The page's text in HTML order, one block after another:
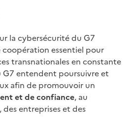
la cybersécurité du G7
essentiel pour
transnationales en constante
G7 entendent poursuivre et
afin de promouvoir un
et de confiance, au
entreprises et des